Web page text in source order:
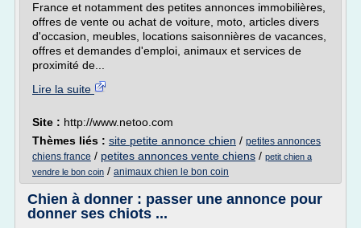
France et notamment des petites annonces immobilières,
offres de vente ou achat de voiture, moto, articles divers
d'occasion, meubles, locations saisonnières de vacances,
offres et demandes d'emploi, animaux et services de
proximité de...
Lire la suite
Site : http://www.netoo.com
Thèmes liés : site petite annonce chien / petites annonces
chiens france / petites annonces vente chiens / petit chien a
vendre le bon coin / animaux chien le bon coin
Chien à donner : passer une annonce pour
donner ses chiots ...